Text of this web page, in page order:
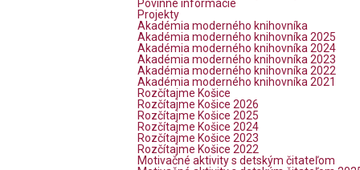
Povinné informácie
Projekty
Akadémia moderného knihovníka
Akadémia moderného knihovníka 2025
Akadémia moderného knihovníka 2024
Akadémia moderného knihovníka 2023
Akadémia moderného knihovníka 2022
Akadémia moderného knihovníka 2021
Rozčítajme Košice
Rozčítajme Košice 2026
Rozčítajme Košice 2025
Rozčítajme Košice 2024
Rozčítajme Košice 2023
Rozčítajme Košice 2022
Motivačné aktivity s detským čitateľom